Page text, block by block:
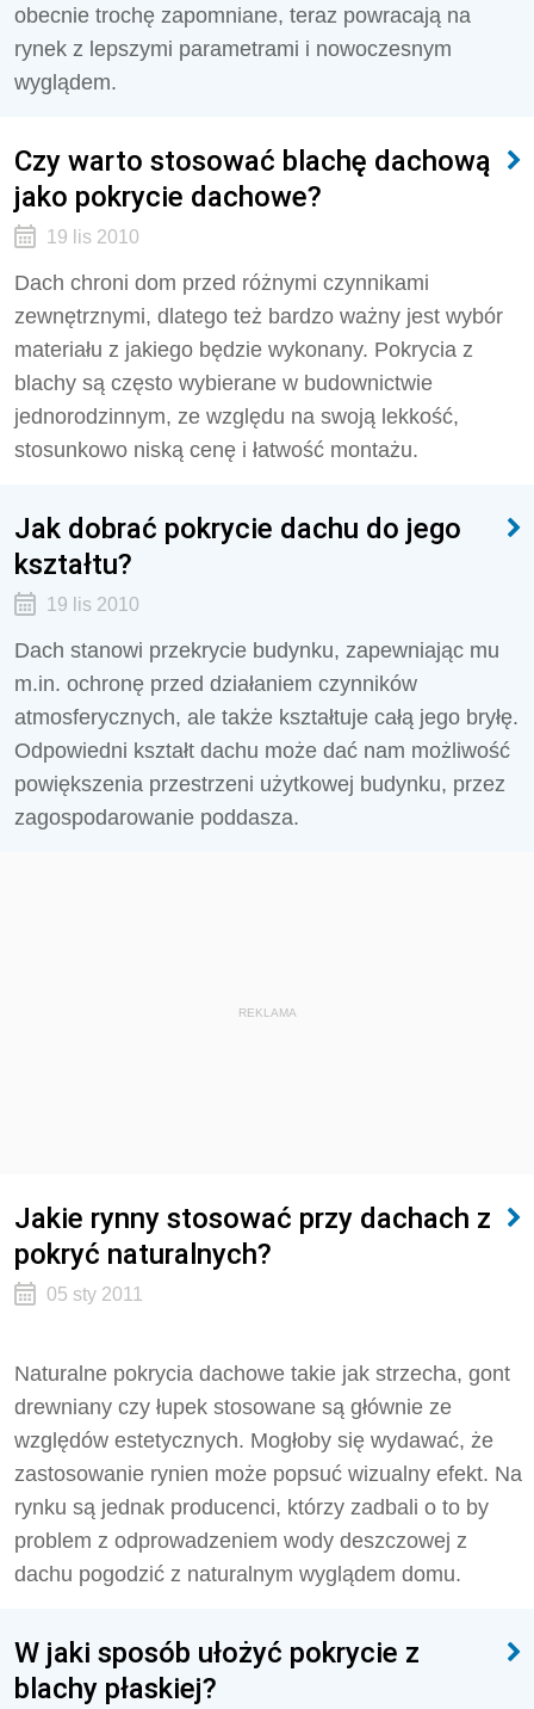
obecnie trochę zapomniane, teraz powracają na
rynek z lepszymi parametrami i nowoczesnym
wyglądem.
Czy warto stosować blachę dachową
jako pokrycie dachowe?
19 lis 2010
Dach chroni dom przed różnymi czynnikami
zewnętrznymi, dlatego też bardzo ważny jest wybór
materiału z jakiego będzie wykonany. Pokrycia z
blachy są często wybierane w budownictwie
jednorodzinnym, ze względu na swoją lekkość,
stosunkowo niską cenę i łatwość montażu.
Jak dobrać pokrycie dachu do jego
kształtu?
19 lis 2010
Dach stanowi przekrycie budynku, zapewniając mu
m.in. ochronę przed działaniem czynników
atmosferycznych, ale także kształtuje całą jego bryłę.
Odpowiedni kształt dachu może dać nam możliwość
powiększenia przestrzeni użytkowej budynku, przez
zagospodarowanie poddasza.
REKLAMA
Jakie rynny stosować przy dachach z
pokryć naturalnych?
05 sty 2011
Naturalne pokrycia dachowe takie jak strzecha, gont
drewniany czy łupek stosowane są głównie ze
względów estetycznych. Mogłoby się wydawać, że
zastosowanie rynien może popsuć wizualny efekt. Na
rynku są jednak producenci, którzy zadbali o to by
problem z odprowadzeniem wody deszczowej z
dachu pogodzić z naturalnym wyglądem domu.
W jaki sposób ułożyć pokrycie z
blachy płaskiej?